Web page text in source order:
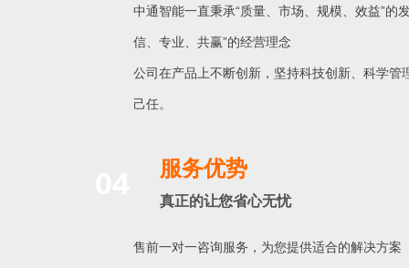
中通智能一直秉承“质量、市场、规模、效益”的
信、专业、共赢”的经营理念
公司在产品上不断创新，坚持科技创新、科学管
己任。
服务优势
真正的让您省心无忧
售前一对一咨询服务，为您提供适合的解决方案